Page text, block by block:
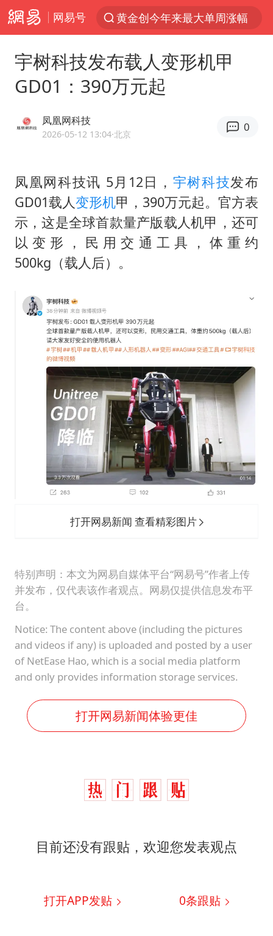
网易号
黄金创今年来最大单周涨幅
台风白海豚闭眼意味着什么
男童模仿奥特曼从高处跳下致骨折
金饰克价一夜涨回1300元
名创优品一次性内裤 颜面尽失
白海豚将正面袭击贯穿浙江
视频丨中国东方电气集团原党组副书记、董事宋致远被查
香港宏福苑火灾或由烟头引起
女主硬加吻戏短剧已下架
浙江台州《告全体市民书》
《给阿嬷的情书》售后来了
宇树科技发布载人变形机甲
GD01：390万元起
凤凰网科技
2026-05-12 13:04·北京
0
凤凰网科技讯 5月12日， 宇树科技发布
GD01载人变形机甲，390万元起。官方表
示，这是全球首款量产版载人机甲，还可
以变形，民用交通工具，体重约
500kg（载人后）。
打开网易新闻 查看精彩图片
特别声明：本文为网易自媒体平台“网易号”作者上传
并发布，仅代表该作者观点。网易仅提供信息发布平
台。
Notice: The content above (including the pictures
and videos if any) is uploaded and posted by a user
of NetEase Hao, which is a social media platform
and only provides information storage services.
打开网易新闻体验更佳
目前还没有跟贴，欢迎您发表观点
打开APP发贴 0条跟贴